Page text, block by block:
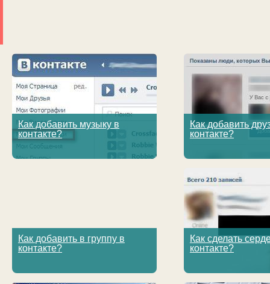
Как добавить музыку в
контакте?
Как добавить
контакте?
Как добавить в группу в
контакте?
Как сделать
контакте?